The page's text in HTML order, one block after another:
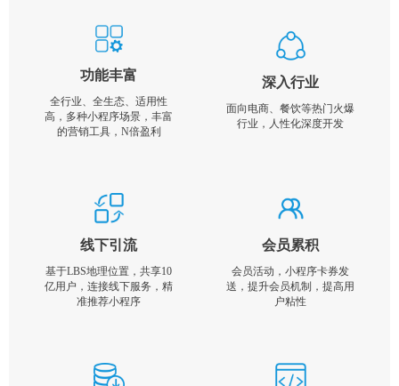
功能丰富
全行业、全生态、适用性
高，多种小程序场景，丰富
的营销工具，N倍盈利
深入行业
面向电商、餐饮等热门火爆
行业，人性化深度开发
线下引流
基于LBS地理位置，共享10
亿用户，连接线下服务，精
准推荐小程序
会员累积
会员活动，小程序卡券发
送，提升会员机制，提高用
户粘性